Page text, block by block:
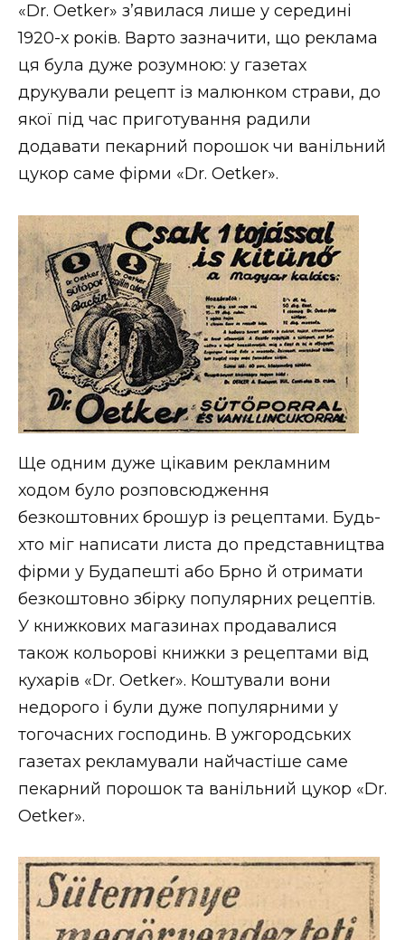
«Dr. Oetker» з’явилася лише у середині
1920-х років. Варто зазначити, що реклама
ця була дуже розумною: у газетах
друкували рецепт із малюнком страви, до
якої під час приготування радили
додавати пекарний порошок чи ванільний
цукор саме фірми «Dr. Oetker».
Ще одним дуже цікавим рекламним
ходом було розповсюдження
безкоштовних брошур із рецептами. Будь-
хто міг написати листа до представництва
фірми у Будапешті або Брно й отримати
безкоштовно збірку популярних рецептів.
У книжкових магазинах продавалися
також кольорові книжки з рецептами від
кухарів «Dr. Oetker». Коштували вони
недорого і були дуже популярними у
тогочасних господинь. В ужгородських
газетах рекламували найчастіше саме
пекарний порошок та ванільний цукор «Dr.
Oetker».